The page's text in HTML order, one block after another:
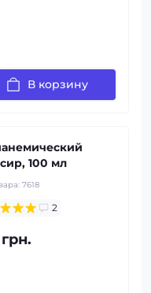
В корзину
100 мл
7618
2